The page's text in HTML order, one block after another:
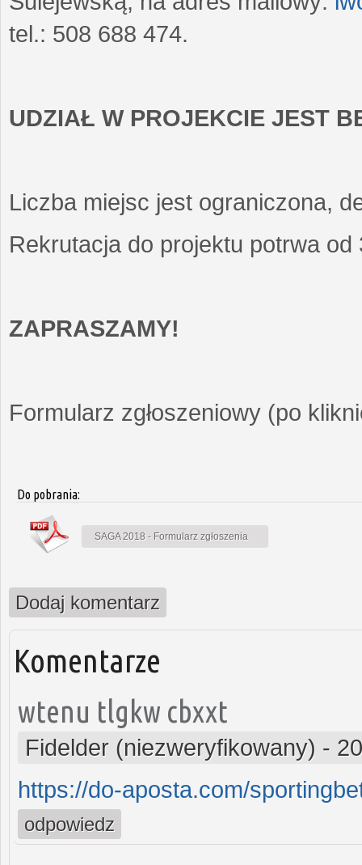
tel.: 508 688 474.
UDZIAŁ W PROJEKCIE JEST
Liczba miejsc jest ograniczona,
Rekrutacja do projektu potrwa
ZAPRASZAMY!
Formularz zgłoszeniowy (po
Do pobrania:
SAGA 2018 - Formularz zgłoszenia
Dodaj komentarz
Komentarze
wtenu tlgkw cbxxt
Fidelder (niezweryfikowany) -
https://do-aposta.com/
odpowiedz